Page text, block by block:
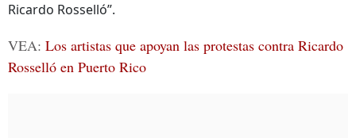
Ricardo Rosselló”.
VEA: Los artistas que apoyan las protestas contra Ricardo
Rosselló en Puerto Rico